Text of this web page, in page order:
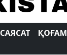
САЯСАТ ҚОҒАМ